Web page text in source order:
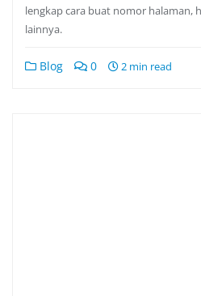
lengkap cara buat nomor halaman,
lainnya.
Blog 0 2 min read